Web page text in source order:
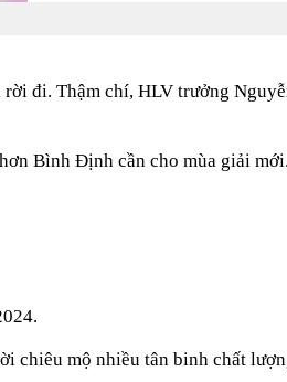
đi. Thậm chí, HLV trưởng
Bình Định cần cho mùa giải
chiêu mộ nhiều tân binh chất